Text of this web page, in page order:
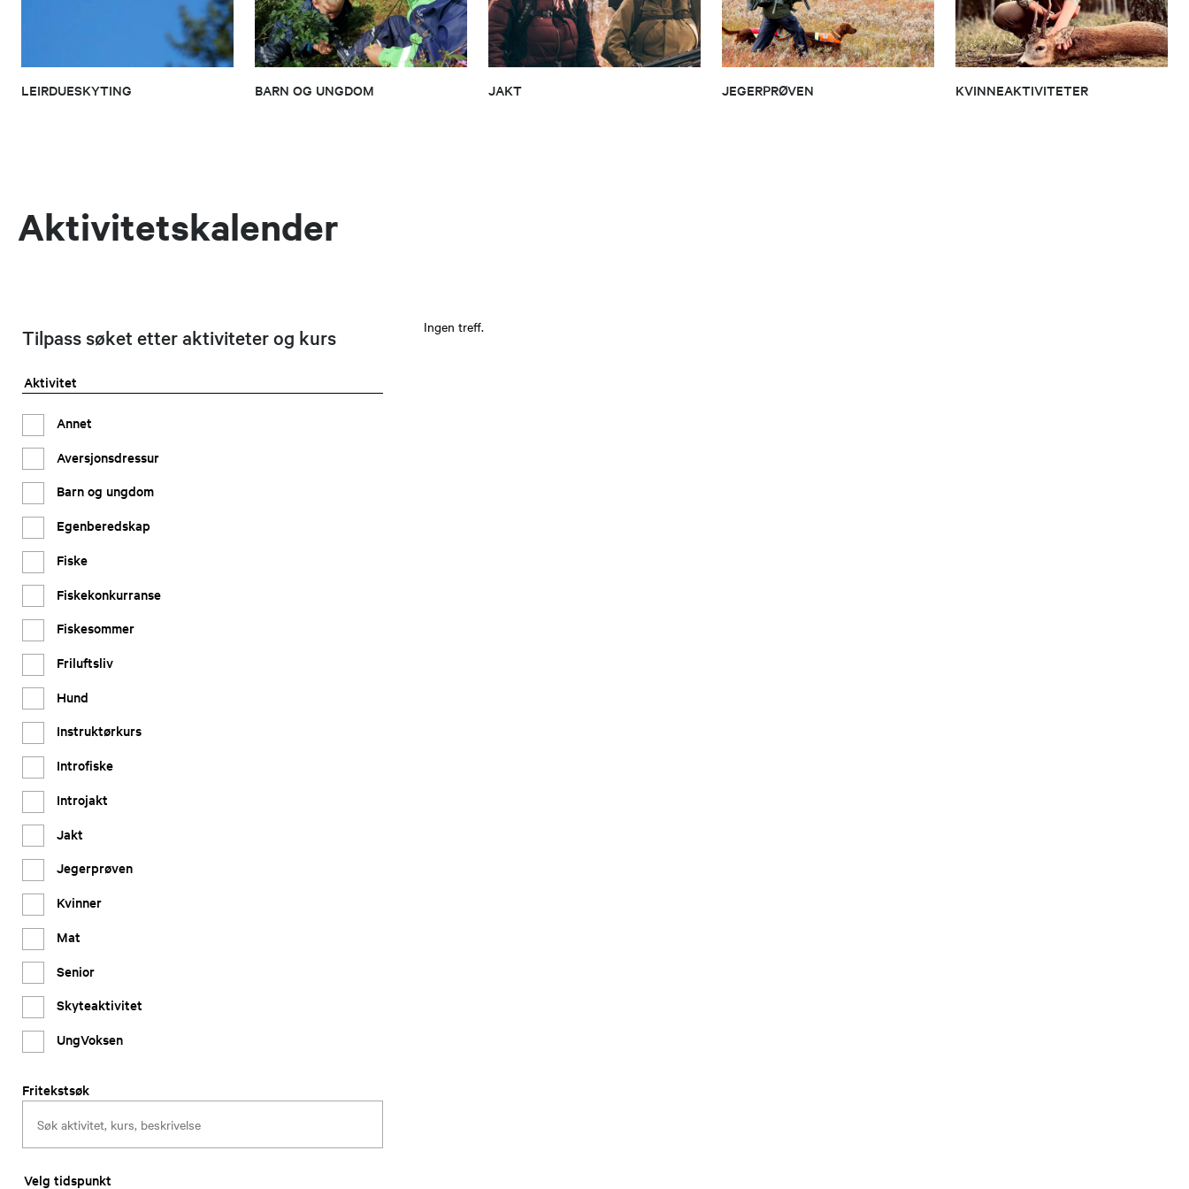
LEIRDUESKYTING BARN OG UNGDOM JAKT JEGERPRØVEN KVINNEAKTIVITETER
Aktivitetskalender
Tilpass søket etter aktiviteter og kurs
Aktivitet
Annet
Aversjonsdressur
Barn og ungdom
Egenberedskap
Fiske
Fiskekonkurranse
Fiskesommer
Friluftsliv
Hund
Instruktørkurs
Introfiske
Introjakt
Jakt
Jegerprøven
Kvinner
Mat
Senior
Skyteaktivitet
UngVoksen
Fritekstsøk
Velg tidspunkt
Ingen treff.